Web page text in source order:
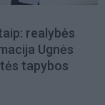
realybės
Ugnės
tapybos